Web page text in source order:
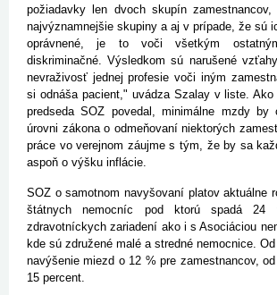
požiadavky len dvoch skupín
najvýznamnejšie skupiny a aj v prípade, že sú
oprávnené, je to voči všetkým
diskriminačné. Výsledkom sú narušené
nevraživosť jednej profesie voči iným
si odnáša pacient," uvádza Szalay v liste. Ako
predseda SOZ povedal, minimálne mzdy by
úrovni zákona o odmeňovaní niektorých
práce vo verejnom záujme s tým, že by sa
aspoň o výšku inflácie.
SOZ o samotnom navyšovaní platov aktuálne
štátnych nemocníc pod ktorú spadá 24
zdravotníckych zariadení ako i s Asociáciou
kde sú združené malé a stredné nemocnice.
navýšenie miezd o 12 % pre zamestnancov,
15 percent.